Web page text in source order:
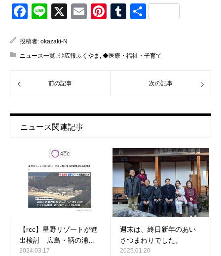
Facebook
Line
X EmailPinterest
Tumblr
共
投稿者: okazaki-N
ニュース一覧, ◎広報ふくやま , ◆医療・福祉・子育て
前の記事 次の記事
ニュース関連記事
【rcc】星野リゾートが進
出検討 広島・鞆の浦…
2024.03.17
週末は、終日新年のあい
さつまわりでした。
2025.01.20